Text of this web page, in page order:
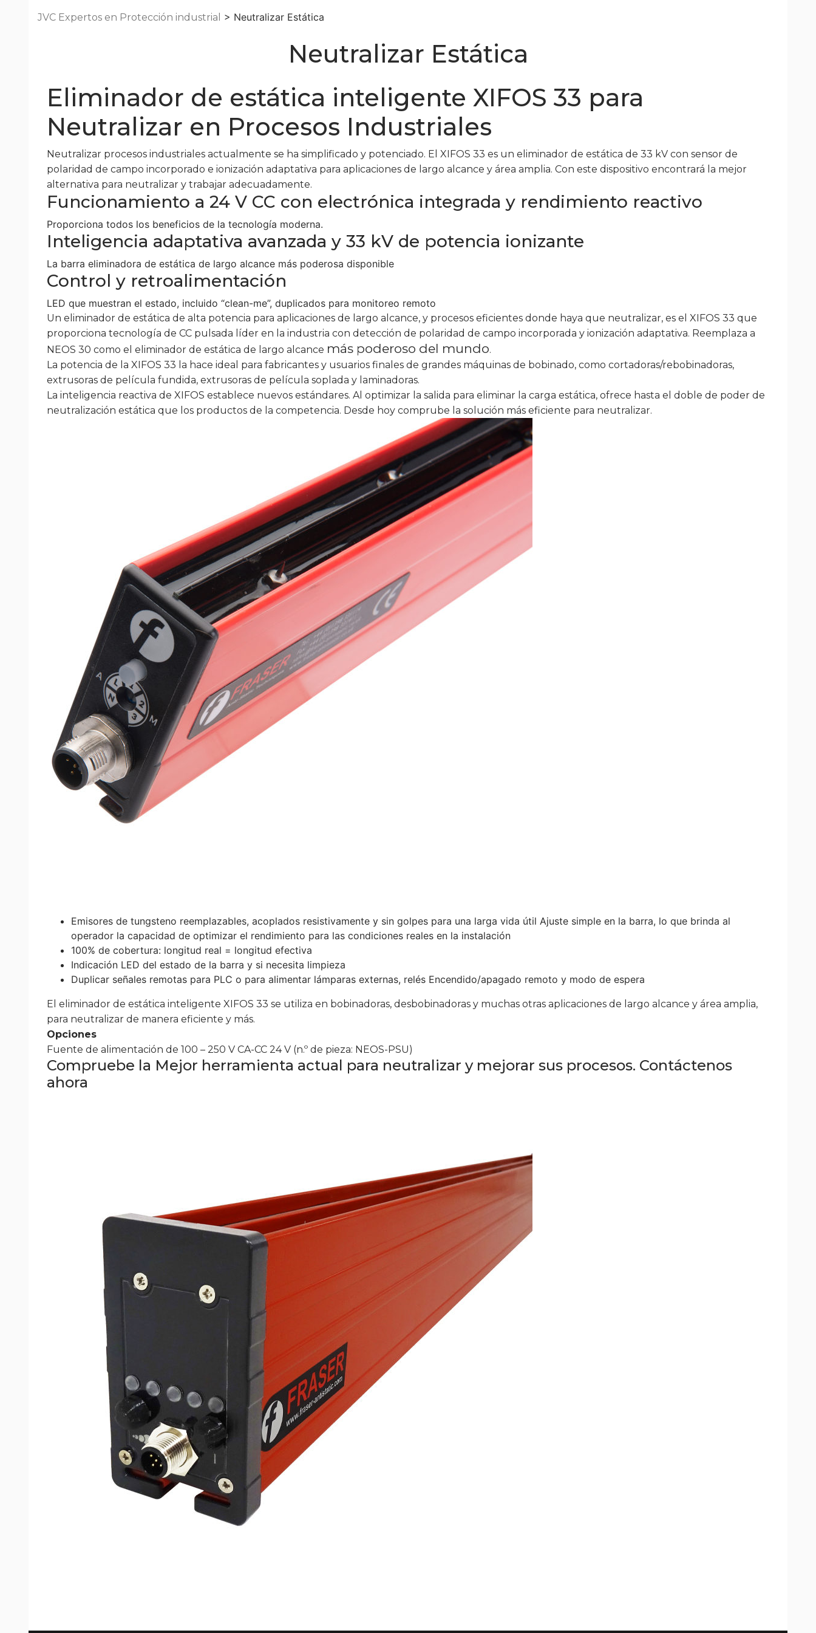
JVC Expertos en Protección industrial > Neutralizar Estática
Neutralizar Estática
Eliminador de estática inteligente XIFOS 33 para
Neutralizar en Procesos Industriales
Neutralizar procesos industriales actualmente se ha simplificado y potenciado. El XIFOS 33 es un eliminador de estática de 33 kV con sensor de
polaridad de campo incorporado e ionización adaptativa para aplicaciones de largo alcance y área amplia. Con este dispositivo encontrará la mejor
alternativa para neutralizar y trabajar adecuadamente.
Funcionamiento a 24 V CC con electrónica integrada y rendimiento reactivo
Proporciona todos los beneficios de la tecnología moderna.
Inteligencia adaptativa avanzada y 33 kV de potencia ionizante
La barra eliminadora de estática de largo alcance más poderosa disponible
Control y retroalimentación
LED que muestran el estado, incluido “clean-me”, duplicados para monitoreo remoto
Un eliminador de estática de alta potencia para aplicaciones de largo alcance, y procesos eficientes donde haya que neutralizar, es el XIFOS 33 que
proporciona tecnología de CC pulsada líder en la industria con detección de polaridad de campo incorporada y ionización adaptativa. Reemplaza a
NEOS 30 como el eliminador de estática de largo alcance más poderoso del mundo.
La potencia de la XIFOS 33 la hace ideal para fabricantes y usuarios finales de grandes máquinas de bobinado, como cortadoras/rebobinadoras,
extrusoras de película fundida, extrusoras de película soplada y laminadoras.
La inteligencia reactiva de XIFOS establece nuevos estándares. Al optimizar la salida para eliminar la carga estática, ofrece hasta el doble de poder de
neutralización estática que los productos de la competencia. Desde hoy comprube la solución más eficiente para neutralizar.
Emisores de tungsteno reemplazables, acoplados resistivamente y sin golpes para una larga vida útil Ajuste simple en la barra, lo que brinda al
operador la capacidad de optimizar el rendimiento para las condiciones reales en la instalación
100% de cobertura: longitud real = longitud efectiva
Indicación LED del estado de la barra y si necesita limpieza
Duplicar señales remotas para PLC o para alimentar lámparas externas, relés Encendido/apagado remoto y modo de espera
El eliminador de estática inteligente XIFOS 33 se utiliza en bobinadoras, desbobinadoras y muchas otras aplicaciones de largo alcance y área amplia,
para neutralizar de manera eficiente y más.
Opciones
Fuente de alimentación de 100 – 250 V CA-CC 24 V (n.º de pieza: NEOS-PSU)
Compruebe la Mejor herramienta actual para neutralizar y mejorar sus procesos. Contáctenos
ahora